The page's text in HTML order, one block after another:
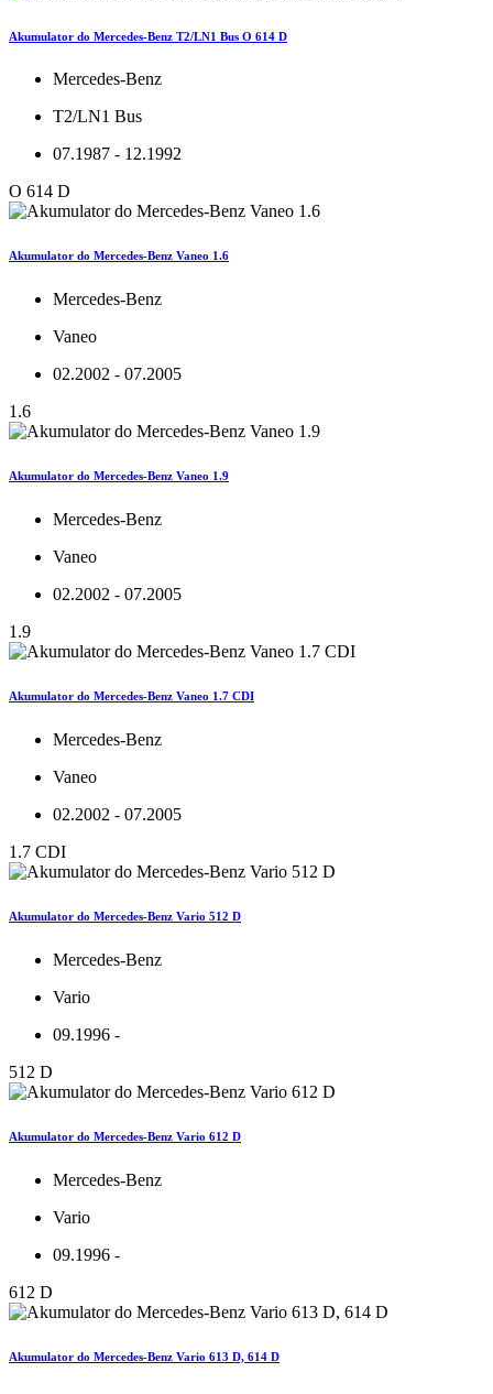
Akumulator do Mercedes-Benz T2/LN1 Bus O 614 D
Mercedes-Benz
T2/LN1 Bus
07.1987 - 12.1992
O 614 D
Akumulator do Mercedes-Benz Vaneo 1.6
Mercedes-Benz
Vaneo
02.2002 - 07.2005
1.6
Akumulator do Mercedes-Benz Vaneo 1.9
Mercedes-Benz
Vaneo
02.2002 - 07.2005
1.9
Akumulator do Mercedes-Benz Vaneo 1.7 CDI
Mercedes-Benz
Vaneo
02.2002 - 07.2005
1.7 CDI
Akumulator do Mercedes-Benz Vario 512 D
Mercedes-Benz
Vario
09.1996 -
512 D
Akumulator do Mercedes-Benz Vario 612 D
Mercedes-Benz
Vario
09.1996 -
612 D
Akumulator do Mercedes-Benz Vario 613 D, 614 D